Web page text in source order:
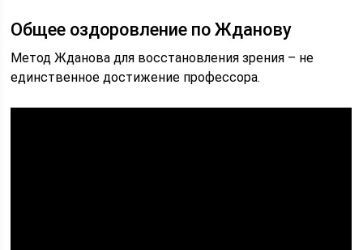
Общее оздоровление по Жданову
Метод Жданова для восстановления зрения – не
единственное достижение профессора.